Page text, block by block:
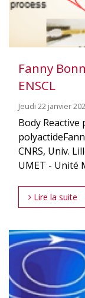
Fanny
ENSCL
Jeudi 22 janvier
Body
CNRS, Univ.
UMET - Unité
Lire la suite